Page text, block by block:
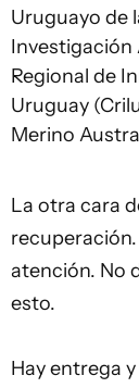
Uruguayo de
Investigación
Regional de
Uruguay
Merino
La otra cara
atención. No
esto.
Hay entrega